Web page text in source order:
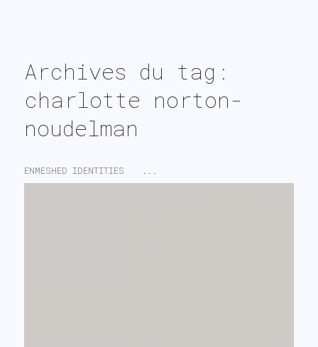
Archives du tag:
charlotte norton-
noudelman
ENMESHED IDENTITIES ...